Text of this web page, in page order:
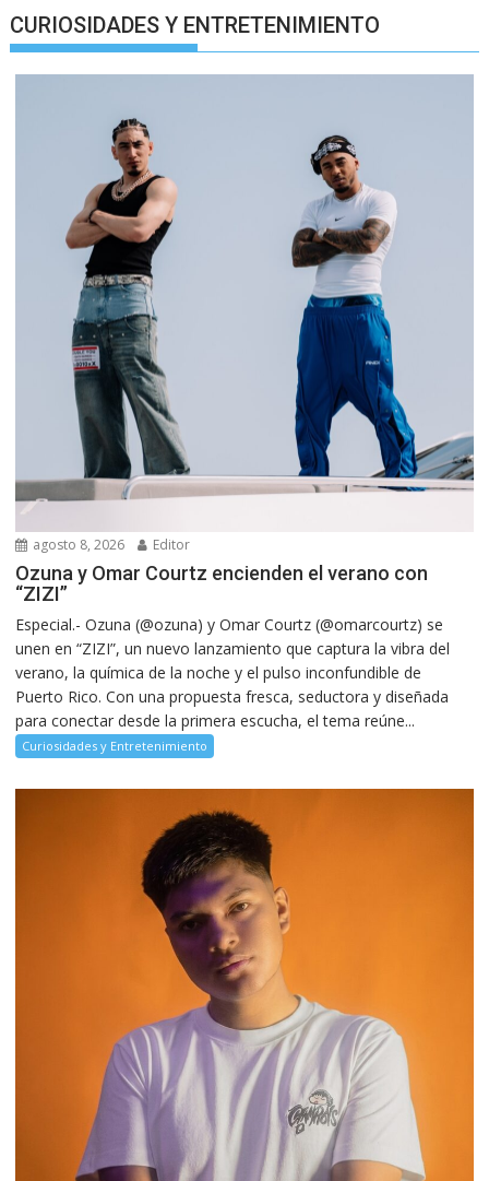
CURIOSIDADES Y ENTRETENIMIENTO
agosto 8, 2026 Editor
Ozuna y Omar Courtz encienden el verano con
“ZIZI”
Especial.- Ozuna (@ozuna) y Omar Courtz (@omarcourtz) se
unen en “ZIZI”, un nuevo lanzamiento que captura la vibra del
verano, la química de la noche y el pulso inconfundible de
Puerto Rico. Con una propuesta fresca, seductora y diseñada
para conectar desde la primera escucha, el tema reúne...
Curiosidades y Entretenimiento